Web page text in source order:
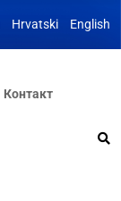
Hrvatski English
Контакт